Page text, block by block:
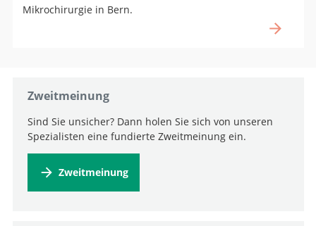
Mikrochirurgie in Bern.
Zweitmeinung
Sind Sie unsicher? Dann holen Sie sich von unseren
Spezialisten eine fundierte Zweitmeinung ein.
Zweitmeinung